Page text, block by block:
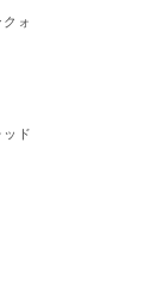
ォ
ド